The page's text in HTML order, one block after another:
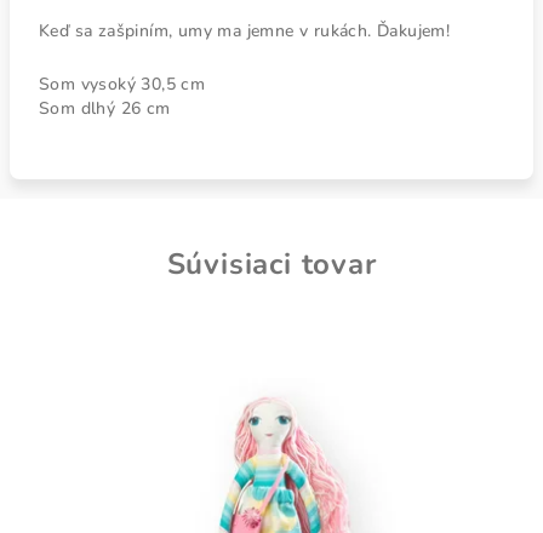
Keď sa zašpiním, umy ma jemne v rukách. Ďakujem!
Som vysoký 30,5 cm
Som dlhý 26 cm
Súvisiaci tovar